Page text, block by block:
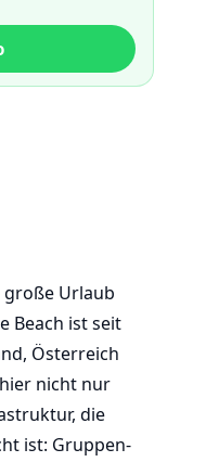
große Urlaub
Beach ist seit
Österreich
nicht nur
die
ist: Gruppen-